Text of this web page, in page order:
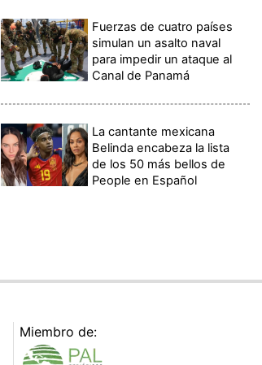
Fuerzas de cuatro países
simulan un asalto naval
para impedir un ataque al
Canal de Panamá
La cantante mexicana
Belinda encabeza la lista
de los 50 más bellos de
People en Español
Miembro de: